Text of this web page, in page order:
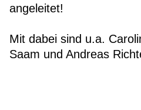
angeleitet!
Mit dabei sind u.a.
Saam und Andreas